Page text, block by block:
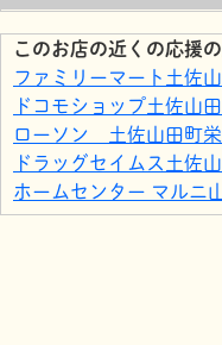
このお店の近くの応援
ファミリーマート土佐
ドコモショップ土佐山
ローソン 土佐山田町
ドラッグセイムス土佐
ホームセンター マルニ
寺村葬儀社 メモリア